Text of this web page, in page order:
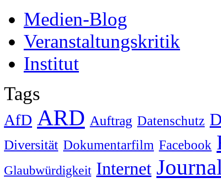
Medien-Blog
Veranstaltungskritik
Institut
Tags
AfD ARD Auftrag Datenschutz
Diversität Dokumentarfilm Facebook
Glaubwürdigkeit Internet